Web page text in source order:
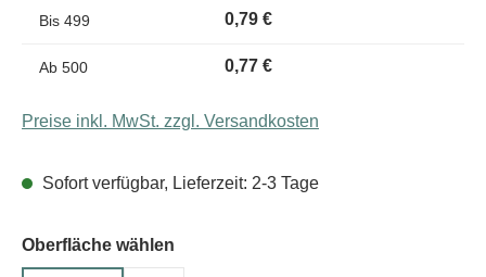
Bis 499 0,79 €
Ab 500 0,77 €
Preise inkl. MwSt. zzgl. Versandkosten
Sofort verfügbar, Lieferzeit: 2-3 Tage
Oberfläche wählen